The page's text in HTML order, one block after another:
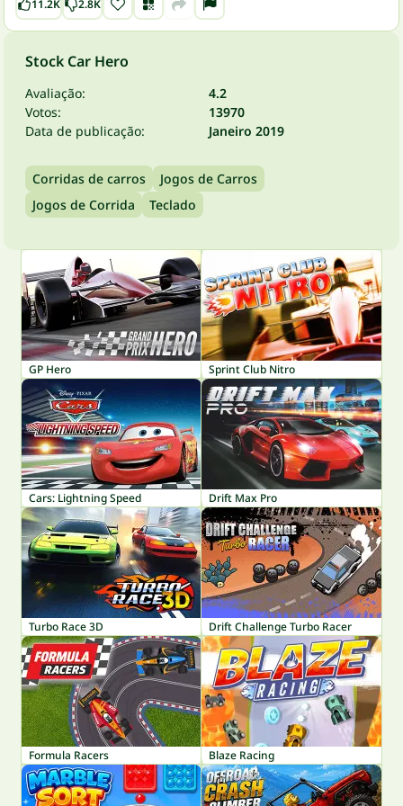
11.2K 2.8K
Stock Car Hero
Avaliação:
4.2
Votos:
13970
Data de publicação:
Janeiro 2019
Corridas de carros
Jogos de Carros
Jogos de Corrida
Teclado
GP Hero Sprint Club Nitro
Cars: Lightning Speed Drift Max Pro
Turbo Race 3D Drift Challenge Turbo Racer
Formula Racers Blaze Racing